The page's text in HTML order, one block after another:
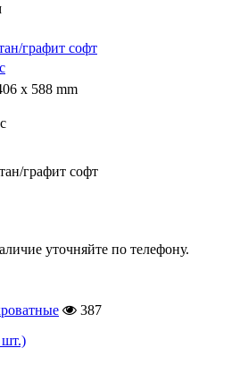
графит софт
x 588 mm
графит софт
уточняйте по телефону.
387
шт.)